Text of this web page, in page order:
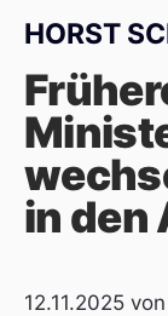
HORST
in den
12.11.2025 von